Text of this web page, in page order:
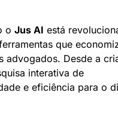
o Jus AI está
que
advogados. Desde a
interativa de
e eficiência para o